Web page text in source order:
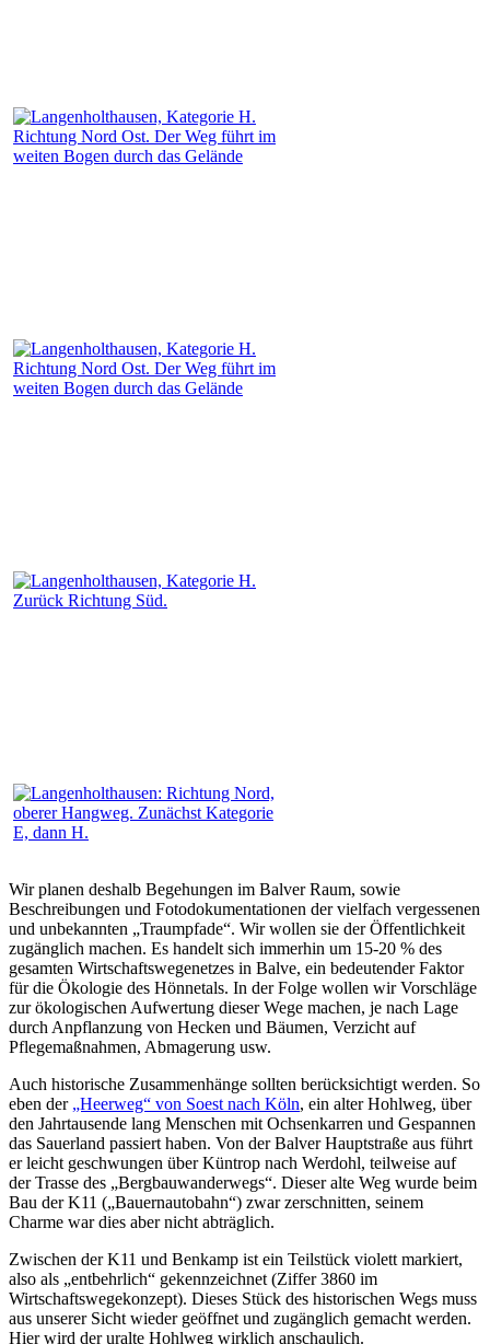
Wir planen deshalb Begehungen im Balver Raum, sowie
Beschreibungen und Fotodokumentationen der vielfach vergessenen
und unbekannten „Traumpfade“. Wir wollen sie der Öffentlichkeit
zugänglich machen. Es handelt sich immerhin um 15-20 % des
gesamten Wirtschaftswegenetzes in Balve, ein bedeutender Faktor
für die Ökologie des Hönnetals. In der Folge wollen wir Vorschläge
zur ökologischen Aufwertung dieser Wege machen, je nach Lage
durch Anpflanzung von Hecken und Bäumen, Verzicht auf
Pflegemaßnahmen, Abmagerung usw.
Auch historische Zusammenhänge sollten berücksichtigt werden. So
eben der „Heerweg“ von Soest nach Köln, ein alter Hohlweg, über
den Jahrtausende lang Menschen mit Ochsenkarren und Gespannen
das Sauerland passiert haben. Von der Balver Hauptstraße aus führt
er leicht geschwungen über Küntrop nach Werdohl, teilweise auf
der Trasse des „Bergbauwanderwegs“. Dieser alte Weg wurde beim
Bau der K11 („Bauernautobahn“) zwar zerschnitten, seinem
Charme war dies aber nicht abträglich.
Zwischen der K11 und Benkamp ist ein Teilstück violett markiert,
also als „entbehrlich“ gekennzeichnet (Ziffer 3860 im
Wirtschaftswegekonzept). Dieses Stück des historischen Wegs muss
aus unserer Sicht wieder geöffnet und zugänglich gemacht werden.
Hier wird der uralte Hohlweg wirklich anschaulich.